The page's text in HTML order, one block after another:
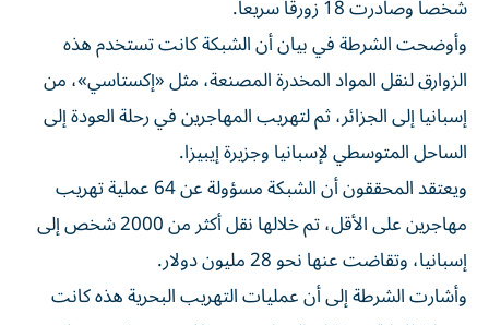
شخصاً وصادرت 18 زورقاً سريعاً.
وأوضحت الشرطة في بيان أن الشبكة كانت تستخدم هذه
الزوارق لنقل المواد المخدرة المصنعة، مثل «إكستاسي»، من
إسبانيا إلى الجزائر، ثم لتهريب المهاجرين في رحلة العودة إلى
الساحل المتوسطي لإسبانيا وجزيرة إيبيزا.
ويعتقد المحققون أن الشبكة مسؤولة عن 64 عملية تهريب
مهاجرين على الأقل، تم خلالها نقل أكثر من 2000 شخص إلى
إسبانيا، وتقاضت عنها نحو 28 مليون دولار.
وأشارت الشرطة إلى أن عمليات التهريب البحرية هذه كانت